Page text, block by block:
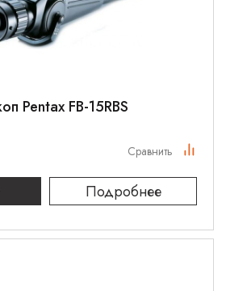
Pentax FB-15RBS
Подробнее
Сравнить